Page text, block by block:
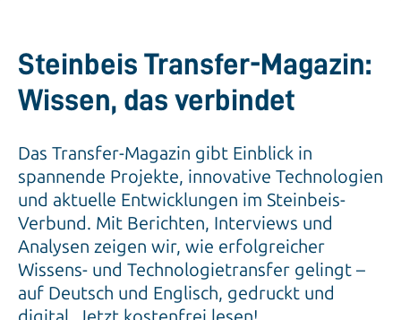
Steinbeis Transfer-Magazin:
Wissen, das verbindet
Das Transfer-Magazin gibt Einblick in
spannende Projekte, innovative Technologien
und aktuelle Entwicklungen im Steinbeis-
Verbund. Mit Berichten, Interviews und
Analysen zeigen wir, wie erfolgreicher
Wissens- und Technologietransfer gelingt –
auf Deutsch und Englisch, gedruckt und